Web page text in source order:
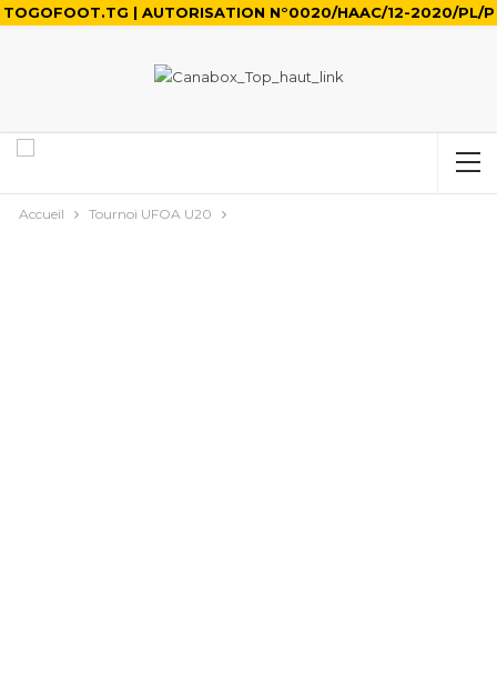
TOGOFOOT.TG | AUTORISATION N°0020/HAAC/12-2020/PL/P
Accueil Tournoi UFOA U20